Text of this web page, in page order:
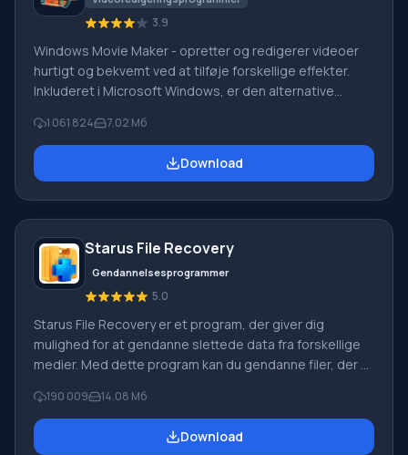
3.9
Windows Movie Maker - opretter og redigerer videoer
hurtigt og bekvemt ved at tilføje forskellige effekter.
Inkluderet i Microsoft Windows, er den alternative
Live-softwarepakke fra Microsoft. Funktioner i Windows
Movie Maker: Optag video fra forskellige kilder
(videokameraer, mobiltelefoner, digitale videokameraer,
1 061 824 7.02 Мб
Download
Starus File Recovery
Gendannelsesprogrammer
5.0
Starus File Recovery er et program, der giver dig
mulighed for at gendanne slettede data fra forskellige
medier. Med dette program kan du gendanne filer, der er
slettet uden om papirkurven, skjult af ondsindet
software, mistet på grund af softwarefejl, fuldstændig
tømning af papirkurven, formatering eller sletning af
190 009 14.08 Мб
Download